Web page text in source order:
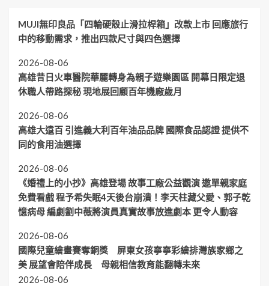
MUJI無印良品「四輪硬殼止滑拉桿箱」改款上市 回應旅行
中的移動需求，推出四款尺寸與四色選擇
2026-08-06
高雄昔日火車醫院華麗轉身為親子遊樂園區 開幕日限定退
休職人帶路探秘 現地展回顧百年機廠歲月
2026-08-06
高雄大遠百 引進義大利百年油品品牌 國際食品認證 提供不
同的食用油選擇
2026-08-06
《婚禮上的小抄》高雄登場 故事工廠公益觀演 邀單親家庭
免費看戲 程予希失眠4天後台崩潰！李天柱藏父愛、郭子乾
憶病母 編劇劉中薇將演員真實故事放進劇本 更令人動容
2026-08-06
國際兒童繪畫賽奪銅獎 屏東女孩寧寧彩繪排灣族家鄉之
美 展望會陪伴成長 母親相信教育能翻轉未來
2026-08-06